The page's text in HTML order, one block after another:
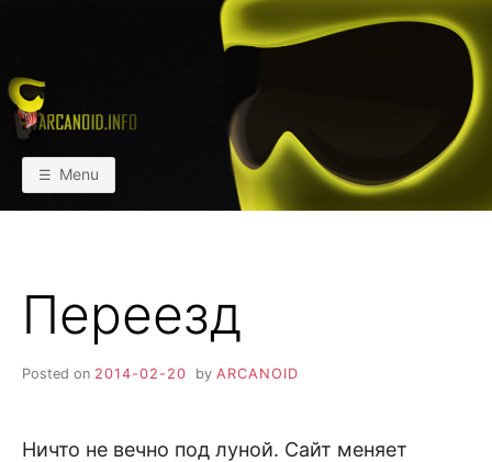
АРКАИНФО
Пейнтбол vs Paintball
Menu
Переезд
Posted on 2014-02-20 by ARCANOID
Ничто не вечно под луной. Сайт меняет